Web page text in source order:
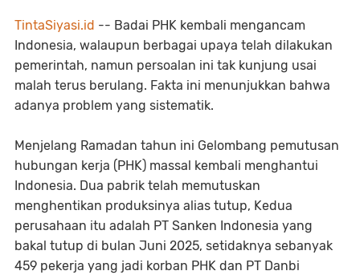
TintaSiyasi.id -- Badai PHK kembali mengancam
Indonesia, walaupun berbagai upaya telah dilakukan
pemerintah, namun persoalan ini tak kunjung usai
malah terus berulang. Fakta ini menunjukkan bahwa
adanya problem yang sistematik.
Menjelang Ramadan tahun ini Gelombang pemutusan
hubungan kerja (PHK) massal kembali menghantui
Indonesia. Dua pabrik telah memutuskan
menghentikan produksinya alias tutup, Kedua
perusahaan itu adalah PT Sanken Indonesia yang
bakal tutup di bulan Juni 2025, setidaknya sebanyak
459 pekerja yang jadi korban PHK dan PT Danbi